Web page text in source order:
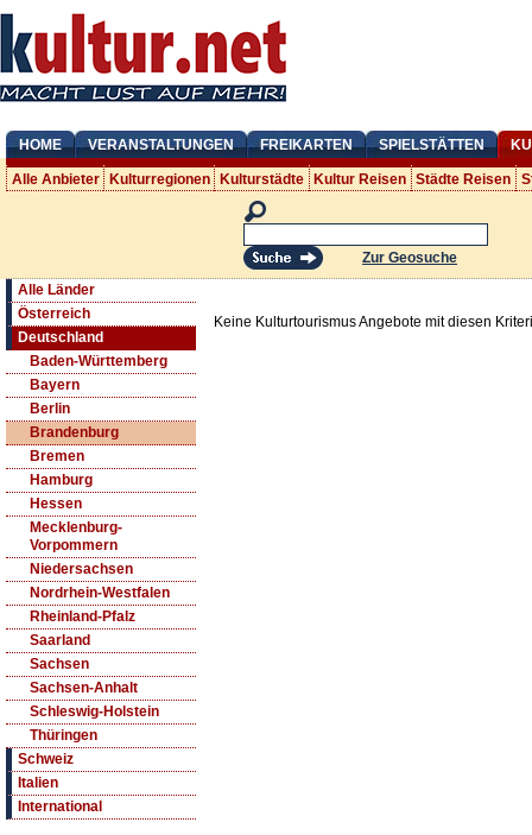
HOME VERANSTALTUNGEN FREIKARTEN SPIELSTÄTTEN
Alle Anbieter Kulturregionen Kulturstädte Kultur Reisen Städte Reisen
Zur Geosuche
Alle Länder
Österreich
Deutschland
Baden-Württemberg
Bayern
Berlin
Brandenburg
Bremen
Hamburg
Hessen
Mecklenburg-
Vorpommern
Niedersachsen
Nordrhein-Westfalen
Rheinland-Pfalz
Saarland
Sachsen
Sachsen-Anhalt
Schleswig-Holstein
Thüringen
Schweiz
Italien
International
Keine Kulturtourismus Angebote mit diesen